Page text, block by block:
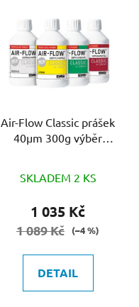
Air-Flow Classic prášek
40µm 300g výběr
SKLADEM 2 KS
1 035 Kč
1 089 Kč (–4 %)
DETAIL